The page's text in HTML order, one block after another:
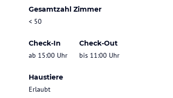
Gesamtzahl Zimmer
< 50
Check-In
ab 15:00 Uhr
Check-Out
bis 11:00 Uhr
Haustiere
Erlaubt